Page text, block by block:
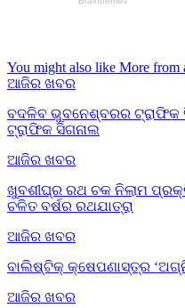
You might also like More from
ଆଜିର ଖବର
ବଦଳିବ ଭୁବନେଶ୍ବରର ଟ୍ରାଫିକ
ଟ୍ରାଫିକ ସିଗନାଲ
ଆଜିର ଖବର
ଖୁବଶୀଘ୍ର ରଥ ଚକ ନିଲାମ
ଚଳିତ ବର୍ଷର ରଥଯାତ୍ରା
ଆଜିର ଖବର
ବାଲିଷ୍ଟିକ୍ କ୍ଷେପଣାସ୍ତ୍ର
ଆଜିର ଖବର